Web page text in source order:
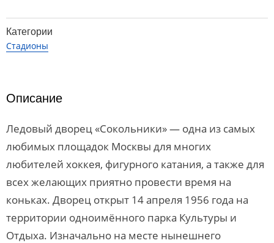
Категории
Стадионы
Описание
Ледовый дворец «Сокольники» — одна из самых
любимых площадок Москвы для многих
любителей хоккея, фигурного катания, а также для
всех желающих приятно провести время на
коньках. Дворец открыт 14 апреля 1956 года на
территории одноимённого парка Культуры и
Отдыха. Изначально на месте нынешнего